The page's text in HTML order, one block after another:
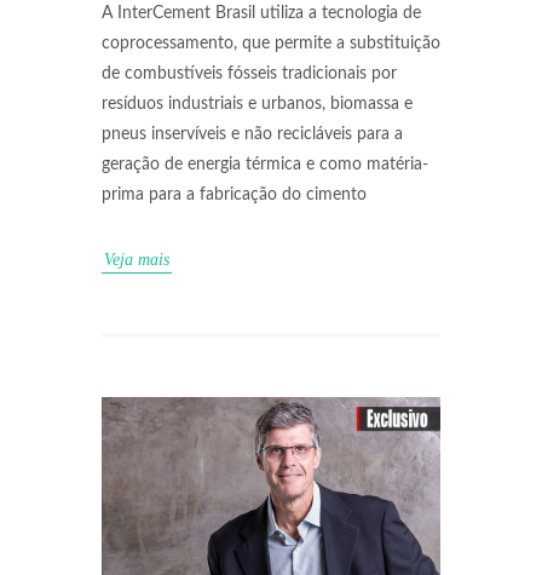
A InterCement Brasil utiliza a tecnologia de
coprocessamento, que permite a substituição
de combustíveis fósseis tradicionais por
resíduos industriais e urbanos, biomassa e
pneus inservíveis e não recicláveis para a
geração de energia térmica e como matéria-
prima para a fabricação do cimento
Veja mais